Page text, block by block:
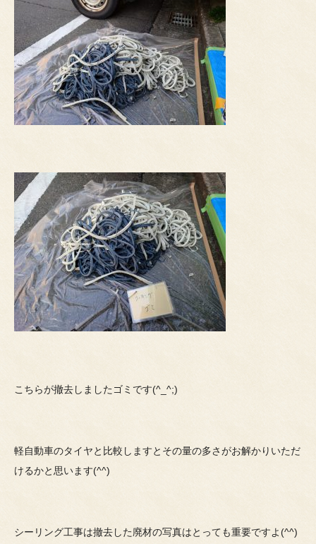
こちらが撤去しましたゴミです(^_^;)
軽自動車のタイヤと比較しますとその量の多さがお解かりいただ
けるかと思います(^^)
シーリング工事は撤去した廃材の写真はとっても重要ですよ(^^)